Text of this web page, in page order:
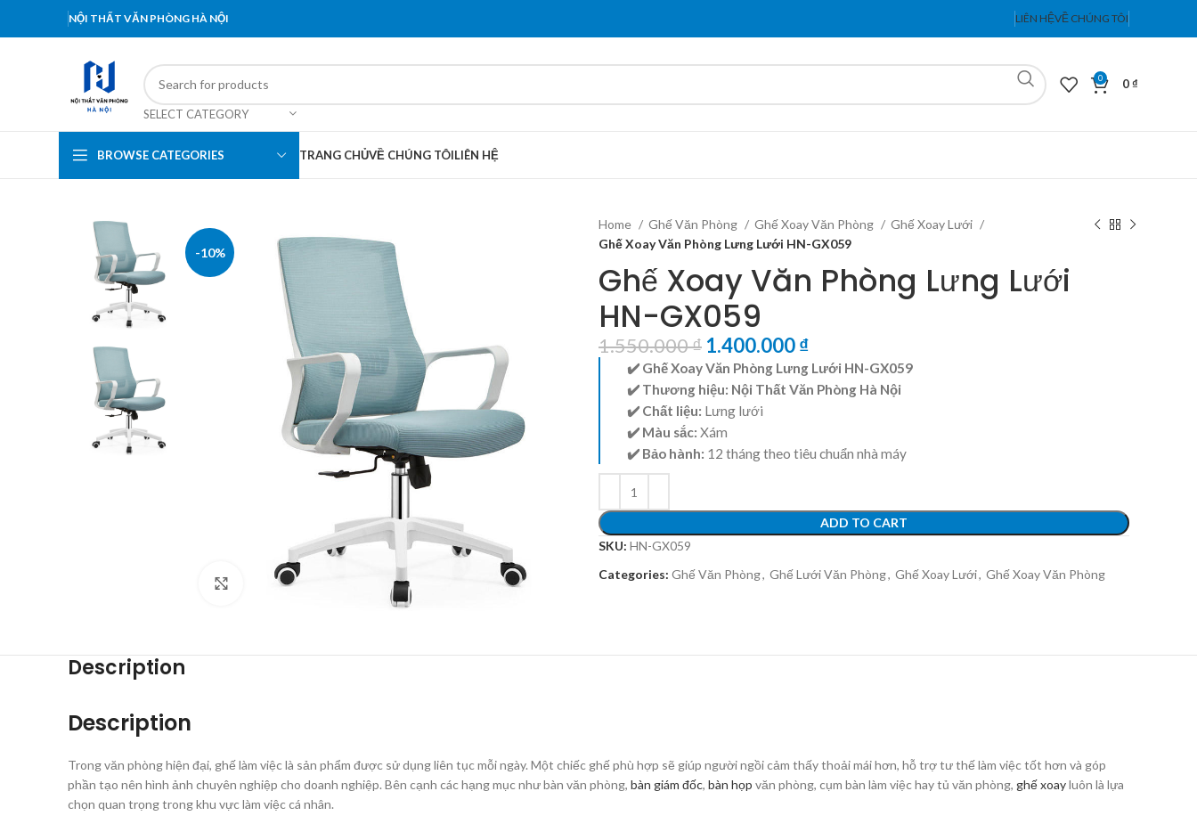
NỘI THẤT VĂN PHÒNG HÀ NỘI LIÊN HỆVỀ CHÚNG TÔI
SELECT CATEGORY
0 0₫
BROWSE CATEGORIES TRANG CHỦVỀ CHÚNG TÔILIÊN HỆ
-10%
Click to enlarge
Home Ghế Văn Phòng Ghế Xoay Văn Phòng
Ghế Xoay Lưới
Ghế Xoay Văn Phòng Lưng Lưới HN-GX059
Ghế Xoay Văn Phòng Lưng Lưới
HN-GX059
1.550.000₫ 1.400.000₫
✔️ Ghế Xoay Văn Phòng Lưng Lưới HN-GX059
✔️ Thương hiệu: Nội Thất Văn Phòng Hà Nội
✔️ Chất liệu: Lưng lưới
✔️ Màu sắc: Xám
✔️ Bảo hành: 12 tháng theo tiêu chuẩn nhà máy
ADD TO CART
SKU: HN-GX059
Categories: Ghế Văn Phòng, Ghế Lưới Văn Phòng, Ghế Xoay Lưới, Ghế Xoay Văn Phòng
Description
Description
Trong văn phòng hiện đại, ghế làm việc là sản phẩm được sử dụng liên tục mỗi ngày. Một chiếc ghế phù hợp sẽ giúp người ngồi cảm thấy thoải mái hơn, hỗ trợ tư thế làm việc tốt hơn và góp
phần tạo nên hình ảnh chuyên nghiệp cho doanh nghiệp. Bên cạnh các hạng mục như bàn văn phòng, bàn giám đốc, bàn họp văn phòng, cụm bàn làm việc hay tủ văn phòng, ghế xoayluôn là lựa
chọn quan trọng trong khu vực làm việc cá nhân.